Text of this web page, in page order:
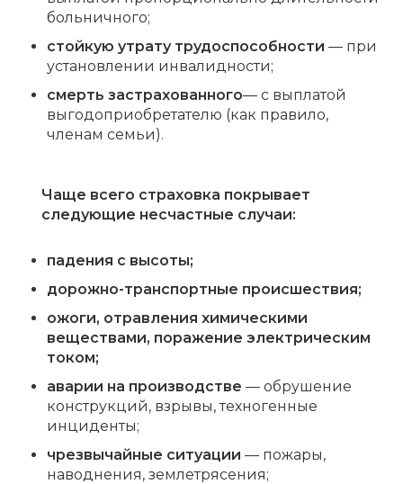
больничного;
стойкую утрату трудоспособности — при
установлении инвалидности;
смерть застрахованного— с выплатой
выгодоприобретателю (как правило,
членам семьи).
Чаще всего страховка покрывает
следующие несчастные случаи:
падения с высоты;
дорожно-транспортные происшествия;
ожоги, отравления химическими
веществами, поражение электрическим
током;
аварии на производстве — обрушение
конструкций, взрывы, техногенные
инциденты;
чрезвычайные ситуации — пожары,
наводнения, землетрясения;